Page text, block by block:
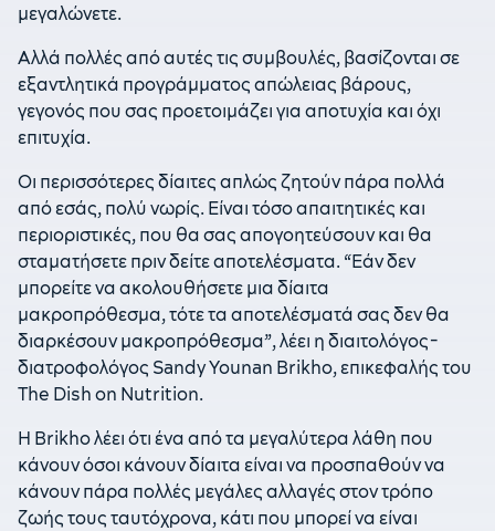
μεγαλώνετε.
Αλλά πολλές από αυτές τις συμβουλές, βασίζονται σε
εξαντλητικά προγράμματος απώλειας βάρους,
γεγονός που σας προετοιμάζει για αποτυχία και όχι
επιτυχία.
Οι περισσότερες δίαιτες απλώς ζητούν πάρα πολλά
από εσάς, πολύ νωρίς. Είναι τόσο απαιτητικές και
περιοριστικές, που θα σας απογοητεύσουν και θα
σταματήσετε πριν δείτε αποτελέσματα. “Εάν δεν
μπορείτε να ακολουθήσετε μια δίαιτα
μακροπρόθεσμα, τότε τα αποτελέσματά σας δεν θα
διαρκέσουν μακροπρόθεσμα”, λέει η διαιτολόγος-
διατροφολόγος Sandy Younan Brikho, επικεφαλής του
The Dish on Nutrition.
Η Brikho λέει ότι ένα από τα μεγαλύτερα λάθη που
κάνουν όσοι κάνουν δίαιτα είναι να προσπαθούν να
κάνουν πάρα πολλές μεγάλες αλλαγές στον τρόπο
ζωής τους ταυτόχρονα, κάτι που μπορεί να είναι